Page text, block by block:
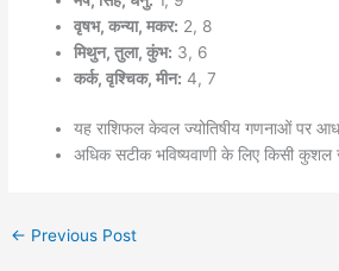
वृषभ, कन्या, मकर: 2, 8
मिथुन, तुला, कुंभ: 3, 6
कर्क, वृश्चिक, मीन: 4, 7
यह राशिफल केवल ज्योतिषीय गणनाओं पर
अधिक सटीक भविष्यवाणी के लिए किसी कुशल
← Previous Post